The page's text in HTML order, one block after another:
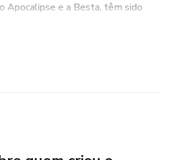
Apocalipse e a Besta, têm sido
e inspirando obras de arte,
sobre questões de fé,